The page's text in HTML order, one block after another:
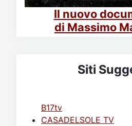
Il nuovo
di Massimo
Siti
B17tv
CASADELSOLE TV